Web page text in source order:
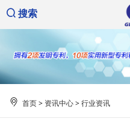
搜索
首页> 资讯中心>行业资讯